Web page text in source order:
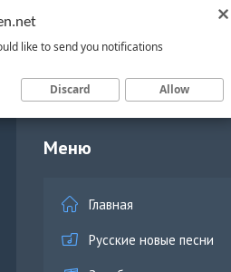
Меню
Главная
Русские новые песни
like to send you notifications
Discard Allow